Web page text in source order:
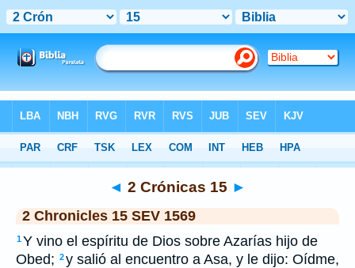
SEV 1569 > 2 Crónicas 15
◄ 2 Crónicas 15 ►
2 Chronicles 15 SEV 1569
1Y vino el espíritu de Dios sobre Azarías hijo de
Obed; 2y salió al encuentro a Asa, y le dijo: Oídme,